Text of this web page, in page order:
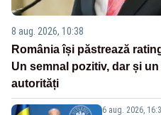
8 aug. 2026, 10:38
România își păstrează
Un semnal pozitiv, dar și
autorități
6 aug. 2026,